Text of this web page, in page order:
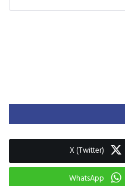
X (Twitter)
WhatsApp